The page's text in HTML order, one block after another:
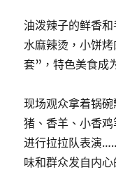
油泼辣子的鲜香
水麻辣烫，小饼
套”，特色美食成
现场观众拿着锅
猪、香羊、小香
进行拉拉队表演
味和群众发自内